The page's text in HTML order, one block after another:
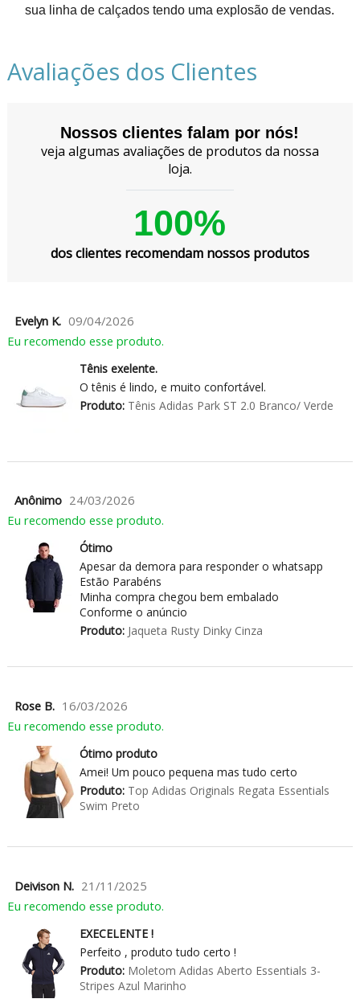
sua linha de calçados tendo uma explosão de vendas.
Avaliações dos Clientes
Nossos clientes falam por nós!
veja algumas avaliações de produtos da nossa
loja.
100%
dos clientes recomendam nossos produtos
Evelyn K. 09/04/2026
Eu recomendo esse produto.
Tênis exelente.
O tênis é lindo, e muito confortável.
Produto:Tênis Adidas Park ST 2.0 Branco/ Verde
Anônimo 24/03/2026
Eu recomendo esse produto.
Ótimo
Apesar da demora para responder o whatsapp
Estão Parabéns
Minha compra chegou bem embalado
Conforme o anúncio
Produto:Jaqueta Rusty Dinky Cinza
Rose B. 16/03/2026
Eu recomendo esse produto.
Ótimo produto
Amei! Um pouco pequena mas tudo certo
Produto:Top Adidas Originals Regata Essentials
Swim Preto
Deivison N. 21/11/2025
Eu recomendo esse produto.
EXECELENTE !
Perfeito , produto tudo certo !
Produto:Moletom Adidas Aberto Essentials 3-
Stripes Azul Marinho